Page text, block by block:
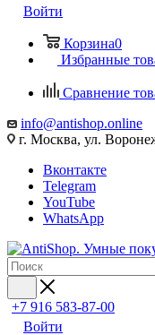
Войти
Корзина0
Избранные
Сравнение
info@antishop.online
г. Москва, ул.
Вконтакте
Telegram
YouTube
WhatsApp
+7 916 583-87-00
Войти